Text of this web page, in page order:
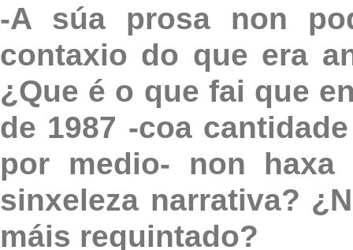
-A súa prosa non
contaxio do que era
¿Que é o que fai que
de 1987 -coa
por medio- non
sinxeleza narrativa?
máis requintado?